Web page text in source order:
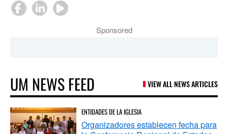
Sponsored
UM NEWS FEED VIEW ALL NEWS ARTICLES
ENTIDADES DE LA IGLESIA
Organizadores establecen fecha para